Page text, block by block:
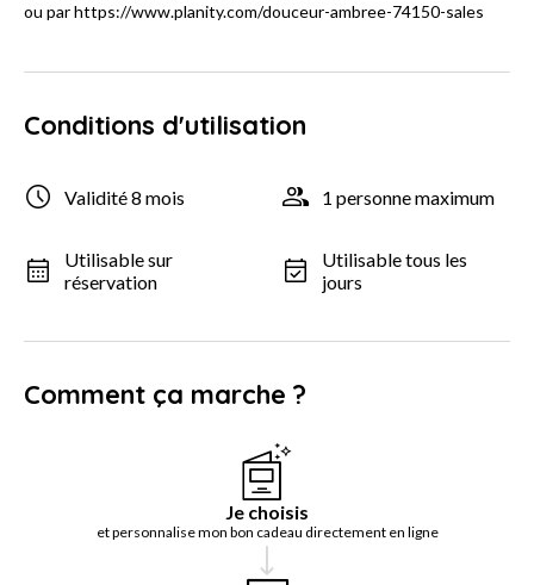
ou par https://www.planity.com/douceur-ambree-74150-sales
Conditions d'utilisation
Validité 8 mois 1 personne maximum
Utilisable sur
réservation
Utilisable tous les
jours
Comment ça marche ?
Je choisis
et personnalise mon bon cadeau directement en ligne